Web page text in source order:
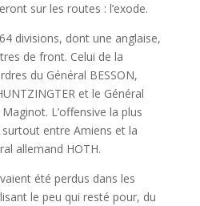
sur les routes : l’exode.
divisions, dont une anglaise,
de front. Celui de la
du Général BESSON,
et le Général
L’offensive la plus
entre Amiens et la
allemand HOTH.
été perdus dans les
le peu qui resté pour, du